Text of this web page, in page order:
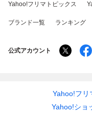
Yahoo!フリマトピックス
ブランド一覧 ランキング
公式アカウント
Yahoo!フリ
Yahoo!ショ